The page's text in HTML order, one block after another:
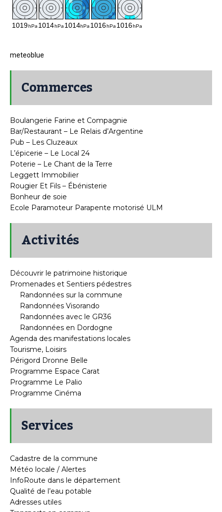
meteoblue
Commerces
Boulangerie Farine et Compagnie
Bar/Restaurant – Le Relais d’Argentine
Pub – Les Cluzeaux
L’épicerie – Le Local 24
Poterie – Le Chant de la Terre
Leggett Immobilier
Rougier Et Fils – Ébénisterie
Bonheur de soie
Ecole Paramoteur Parapente motorisé ULM
Activités
Découvrir le patrimoine historique
Promenades et Sentiers pédestres
Randonnées sur la commune
Randonnées Visorando
Randonnées avec le GR36
Randonnées en Dordogne
Agenda des manifestations locales
Tourisme, Loisirs
Périgord Dronne Belle
Programme Espace Carat
Programme Le Palio
Programme Cinéma
Services
Cadastre de la commune
Météo locale / Alertes
InfoRoute dans le département
Qualité de l’eau potable
Adresses utiles